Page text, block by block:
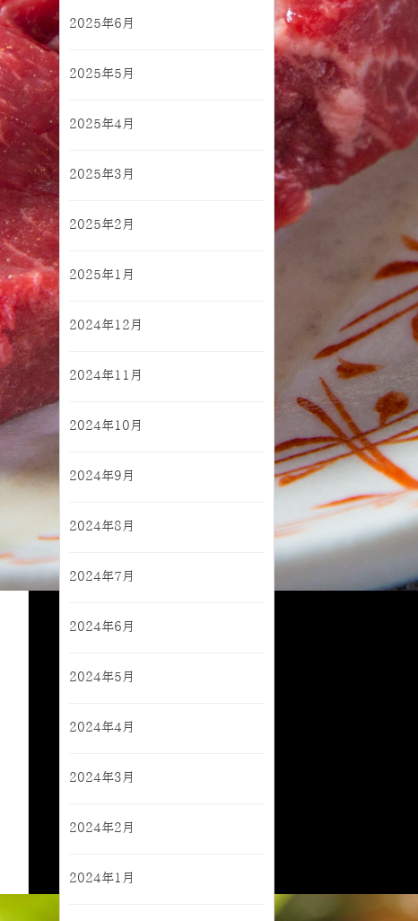
2025年6月
2025年5月
2025年4月
2025年3月
2025年2月
2025年1月
2024年12月
2024年11月
2024年10月
2024年9月
2024年8月
2024年7月
2024年6月
2024年5月
2024年4月
2024年3月
2024年2月
2024年1月